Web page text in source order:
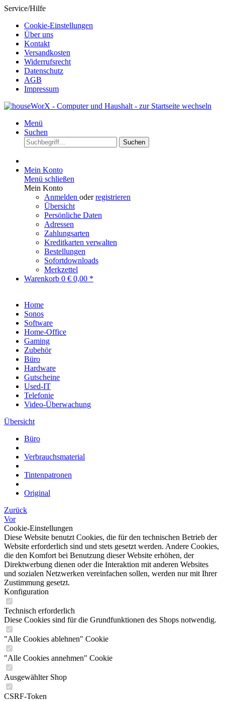
Service/Hilfe
Cookie-Einstellungen
Über uns
Kontakt
Versandkosten
Widerrufsrecht
Datenschutz
AGB
Impressum
Menü
Suchen
Suchen
Mein Konto
Menü schließen
Mein Konto
Anmelden oderregistrieren
Übersicht
Persönliche Daten
Adressen
Zahlungsarten
Kreditkarten verwalten
Bestellungen
Sofortdownloads
Merkzettel
Warenkorb 0 € 0,00 *
Home
Sonos
Software
Home-Office
Gaming
Zubehör
Büro
Hardware
Gutscheine
Used-IT
Telefonie
Video-Überwachung
Übersicht
Büro
Verbrauchsmaterial
Tintenpatronen
Original
Zurück
Vor
Cookie-Einstellungen
Diese Website benutzt Cookies, die für den technischen Betrieb der
Website erforderlich sind und stets gesetzt werden. Andere Cookies,
die den Komfort bei Benutzung dieser Website erhöhen, der
Direktwerbung dienen oder die Interaktion mit anderen Websites
und sozialen Netzwerken vereinfachen sollen, werden nur mit Ihrer
Zustimmung gesetzt.
Konfiguration
Technisch erforderlich
Diese Cookies sind für die Grundfunktionen des Shops notwendig.
"Alle Cookies ablehnen" Cookie
"Alle Cookies annehmen" Cookie
Ausgewählter Shop
CSRF-Token